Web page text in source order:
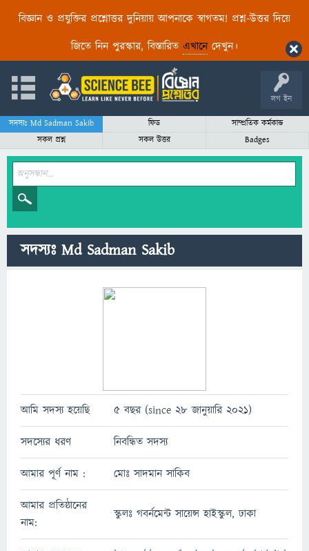
বিজ্ঞান ও প্রযুক্তির প্রশ্নোত্তর দুনিয়ায় আপনাকে স্বাগতম! প্রশ্ন-উত্তর দিয়ে
জিতে নিন পুরস্কার, বিস্তারিত এখানেদেখুন।
লগ ইন
সদস্যঃ Md Sadman Sakib ফিড
সাম্প্রতিক কর্মকান্ড
সকল প্রশ্ন
সকল উত্তর Badges
সদস্যঃ Md Sadman Sakib
আমি সদস্য হয়েছি 5 বছর (since 28 জানুয়ারি 2021)
সদস্যের ধরণ নিবন্ধিত সদস্য
আমার পূর্ণ নাম : মোঃ সাদমান সাকিব
আমার প্রতিষ্ঠানের
নাম:
স্কুলঃ গবর্নমেন্ট সায়েন্স হাইস্কুল, ঢাকা